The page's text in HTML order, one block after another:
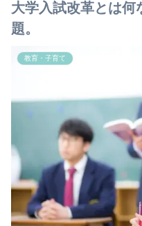
大学入試改革とは何
題。
教育・子育て